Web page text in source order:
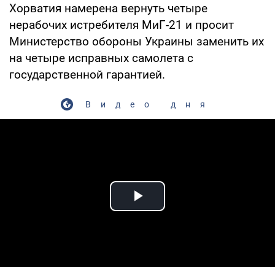
Хорватия намерена вернуть четыре
нерабочих истребителя МиГ-21 и просит
Министерство обороны Украины заменить их
на четыре исправных самолета с
государственной гарантией.
Видео дня
Play Video